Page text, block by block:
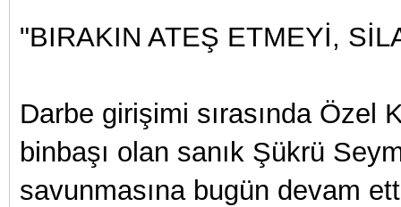
"BIRAKIN ATEŞ ETMEYİ,
Darbe girişimi sırasında Özel
binbaşı olan sanık Şükrü
savunmasına bugün devam